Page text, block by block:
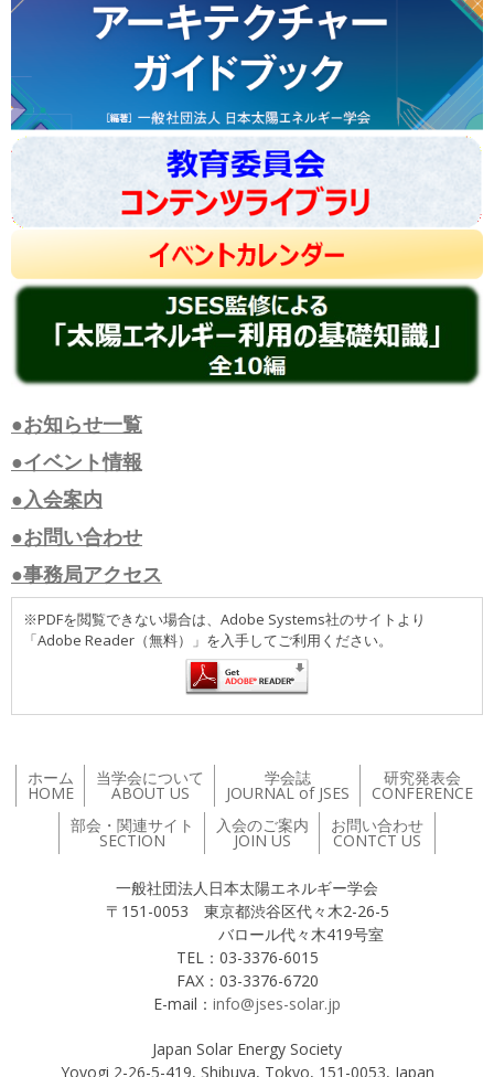
●お知らせ一覧
●イベント情報
●入会案内
●お問い合わせ
●事務局アクセス
※PDFを閲覧できない場合は、Adobe Systems社のサイトより
「Adobe Reader（無料）」を入手してご利用ください。
ホーム
HOME
当学会について
ABOUT US
学会誌
JOURNAL of JSES
研究発表会
CONFERENCE
部会・関連サイト
SECTION
入会のご案内
JOIN US
お問い合わせ
CONTCT US
一般社団法人日本太陽エネルギー学会
〒151-0053 東京都渋谷区代々木2-26-5
バロール代々木419号室
TEL：03-3376-6015
FAX：03-3376-6720
E-mail： info@jses-solar.jp
Japan Solar Energy Society
Yoyogi 2-26-5-419, Shibuya, Tokyo, 151-0053, Japan